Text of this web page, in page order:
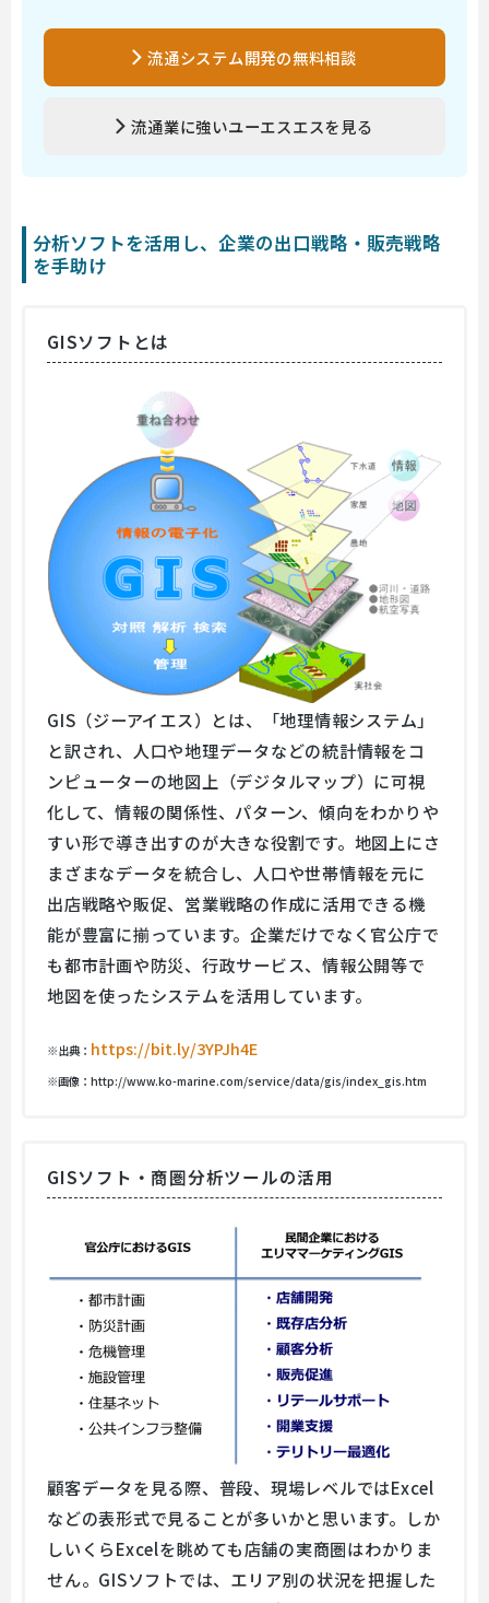
流通システム開発の無料相談
流通業に強いユーエスエスを見る
分析ソフトを活用し、企業の出口戦略・販売戦略
を手助け
GISソフトとは
GIS（ジーアイエス）とは、「地理情報システム」
と訳され、人口や地理データなどの統計情報をコ
ンピューターの地図上（デジタルマップ）に可視
化して、情報の関係性、パターン、傾向をわかりや
すい形で導き出すのが大きな役割です。地図上にさ
まざまなデータを統合し、人口や世帯情報を元に
出店戦略や販促、営業戦略の作成に活用できる機
能が豊富に揃っています。企業だけでなく官公庁で
も都市計画や防災、行政サービス、情報公開等で
地図を使ったシステムを活用しています。
※出典： https://bit.ly/3YPJh4E
※画像：http://www.ko-marine.com/service/data/gis/index_gis.htm
GISソフト・商圏分析ツールの活用
顧客データを見る際、普段、現場レベルではExcel
などの表形式で見ることが多いかと思います。しか
しいくらExcelを眺めても店舗の実商圏はわかりま
せん。GISソフトでは、エリア別の状況を把握した